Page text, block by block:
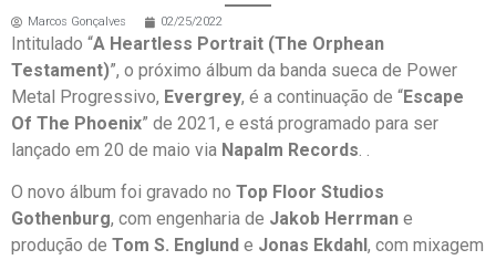
Marcos Gonçalves 02/25/2022
Intitulado “A Heartless Portrait (The Orphean
Testament)”, o próximo álbum da banda sueca de Power
Metal Progressivo, Evergrey, é a continuação de “Escape
Of The Phoenix” de 2021, e está programado para ser
lançado em 20 de maio via Napalm Records. .
O novo álbum foi gravado no Top Floor Studios
Gothenburg, com engenharia de Jakob Herrman e
produção de Tom S. Englund e Jonas Ekdahl , com mixagem